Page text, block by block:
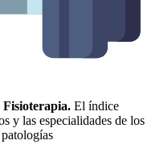
El índice
y las especialidades de los